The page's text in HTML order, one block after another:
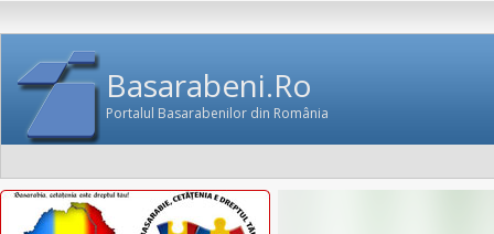
Basarabeni.Ro
Portalul Basarabenilor din România